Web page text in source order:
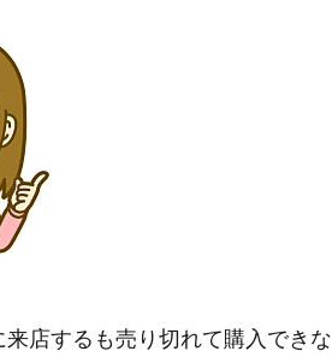
店するも売り切れて購入できな